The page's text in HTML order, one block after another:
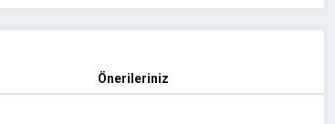
Önerileriniz